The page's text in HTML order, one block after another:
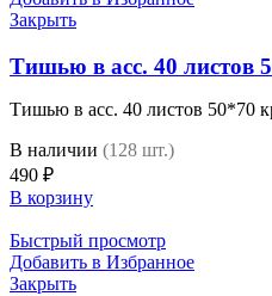
Закрыть
Тишью в асс. 40 листов
Тишью в асс. 40 листов 50*70
В наличии (128 шт.)
490 ₽
В корзину
Быстрый просмотр
Добавить в Избранное
Закрыть